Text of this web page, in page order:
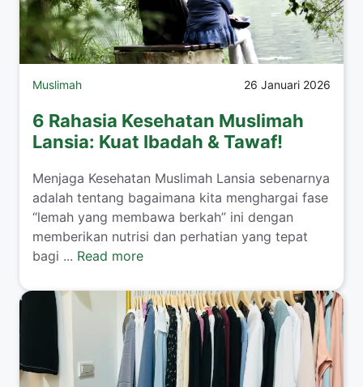
Muslimah 26 Januari 2026
6 Rahasia Kesehatan Muslimah
Lansia: Kuat Ibadah & Tawaf!
​Menjaga Kesehatan Muslimah Lansia sebenarnya
adalah tentang bagaimana kita menghargai fase
“lemah yang membawa berkah” ini dengan
memberikan nutrisi dan perhatian yang tepat
bagi ... Read more